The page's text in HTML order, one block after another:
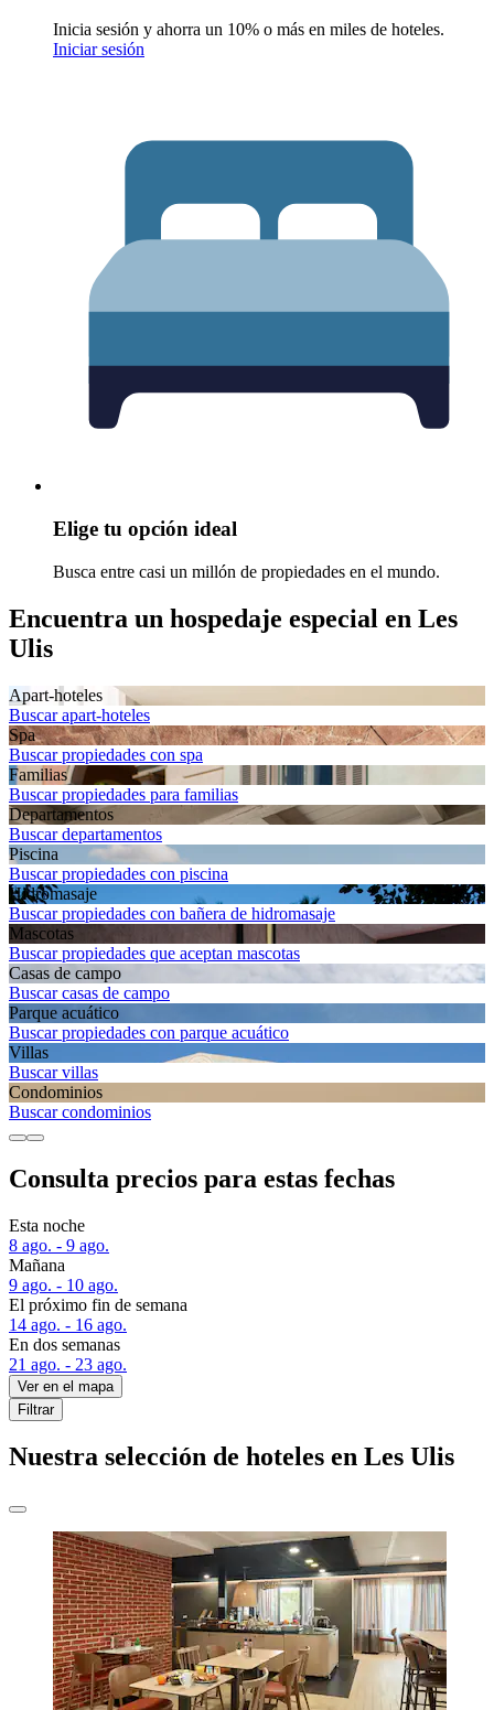
Inicia sesión y ahorra un 10% o más en miles de hoteles.
Iniciar sesión
Elige tu opción ideal
Busca entre casi un millón de propiedades en el mundo.
Encuentra un hospedaje especial en Les
Ulis
Apart-hoteles
Buscar apart-hoteles
Spa
Buscar propiedades con spa
Familias
Buscar propiedades para familias
Departamentos
Buscar departamentos
Piscina
Buscar propiedades con piscina
Hidromasaje
Buscar propiedades con bañera de hidromasaje
Mascotas
Buscar propiedades que aceptan mascotas
Casas de campo
Buscar casas de campo
Parque acuático
Buscar propiedades con parque acuático
Villas
Buscar villas
Condominios
Buscar condominios
Consulta precios para estas fechas
Esta noche
8 ago. - 9 ago.
Mañana
9 ago. - 10 ago.
El próximo fin de semana
14 ago. - 16 ago.
En dos semanas
21 ago. - 23 ago.
Ver en el mapa
Filtrar
Nuestra selección de hoteles en Les Ulis